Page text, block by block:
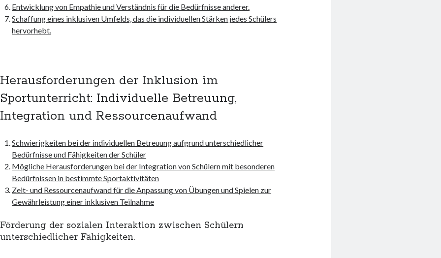
Entwicklung von Empathie und Verständnis für die Bedürfnisse anderer.
Schaffung eines inklusiven Umfelds, das die individuellen Stärken jedes Schülers
hervorhebt.
Herausforderungen der Inklusion im
Sportunterricht: Individuelle Betreuung,
Integration und Ressourcenaufwand
Schwierigkeiten bei der individuellen Betreuung aufgrund unterschiedlicher
Bedürfnisse und Fähigkeiten der Schüler
Mögliche Herausforderungen bei der Integration von Schülern mit besonderen
Bedürfnissen in bestimmte Sportaktivitäten
Zeit- und Ressourcenaufwand für die Anpassung von Übungen und Spielen zur
Gewährleistung einer inklusiven Teilnahme
Förderung der sozialen Interaktion zwischen Schülern
unterschiedlicher Fähigkeiten.